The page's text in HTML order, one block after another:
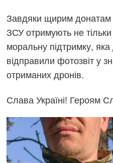
Завдяки щирим донатам
ЗСУ отримують не
моральну підтримку,
відправили фотозвіт у
отриманих дронів.
Слава Україні! Героям